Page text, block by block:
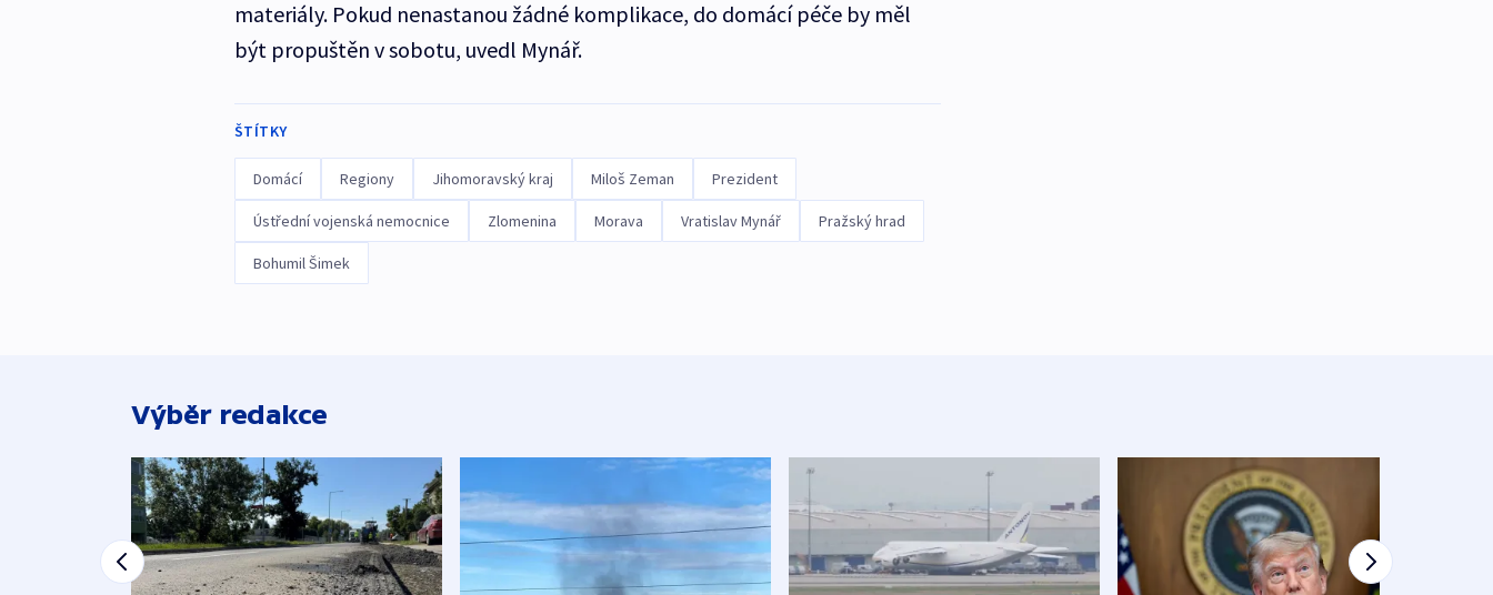
materiály. Pokud nenastanou žádné komplikace, do domácí péče by měl
být propuštěn v sobotu, uvedl Mynář.
ŠTÍTKY
Domácí Regiony Jihomoravský kraj Miloš Zeman Prezident
Ústřední vojenská nemocnice Zlomenina Morava Vratislav Mynář Pražský hrad
Bohumil Šimek
Výběr redakce